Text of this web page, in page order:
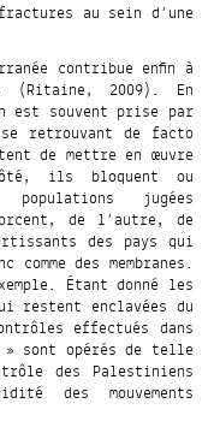
au sein d’une
contribue enfin à
(Ritaine, 2009). En
souvent prise par
retrouvant de facto
de mettre en œuvre
ils bloquent ou
jugées
de l’autre, de
des pays qui
des membranes.
Étant donné les
restent enclavées du
effectués dans
sont opérés de telle
des Palestiniens
des mouvements